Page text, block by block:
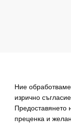
Ние
изрично
Предоставянето
преценка и